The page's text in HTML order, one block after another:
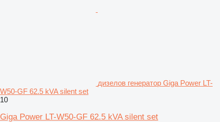
дизелов генератор Giga Power LT-
W50-GF 62.5 kVA silent set
10
Giga Power LT-W50-GF 62.5 kVA silent set